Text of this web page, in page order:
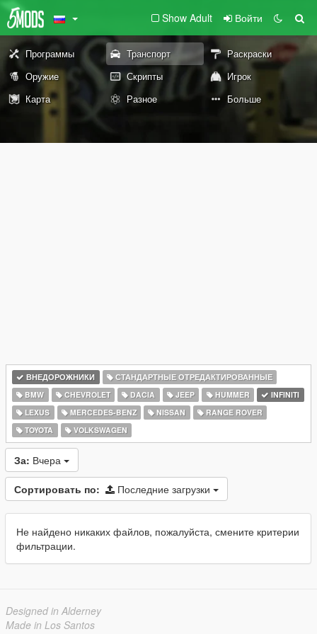
Show Adult Войти
Программы Транспорт
Раскраски
Оружие
Скрипты
Игрок
Карта
Разное Больше
ВНЕДОРОЖНИКИ
СТАНДАРТНЫЕ ОТРЕДАКТИРОВАННЫЕ
BMW
CHEVROLET DACIA JEEP HUMMER
INFINITI
LEXUS
MERCEDES-BENZ NISSAN
RANGE ROVER
TOYOTA
VOLKSWAGEN
За: Вчера
Сортировать по: Последние загрузки
Не найдено никаких файлов, пожалуйста, смените критерии
фильтрации.
Designed in Alderney
Made in Los Santos